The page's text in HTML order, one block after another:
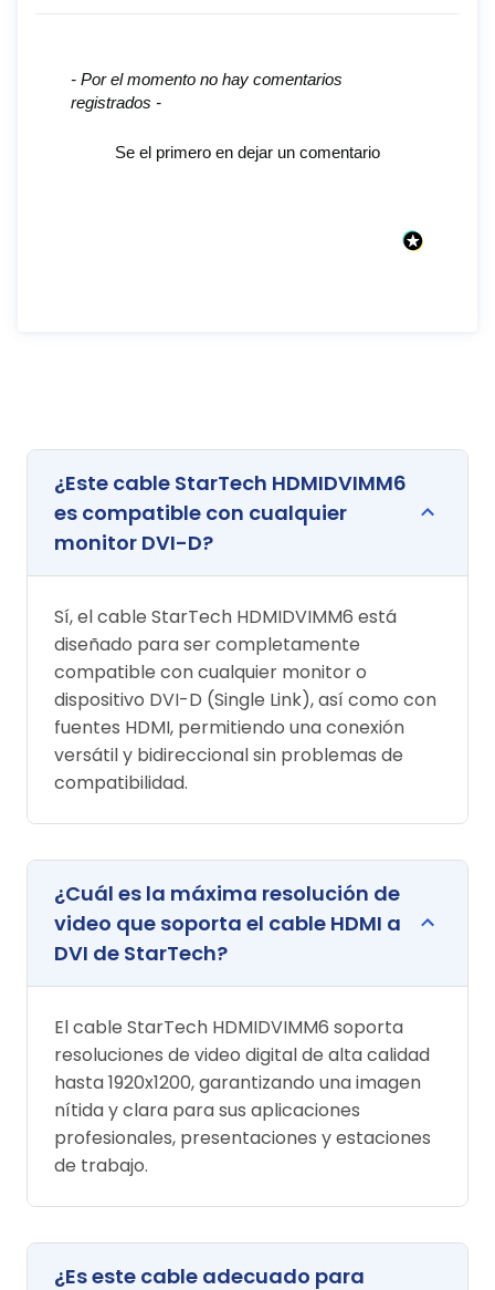
- Por el momento no hay comentarios
registrados -
Se el primero en dejar un comentario
New content loaded
¿Este cable StarTech HDMIDVIMM6
es compatible con cualquier
monitor DVI-D?
Sí, el cable StarTech HDMIDVIMM6 está
diseñado para ser completamente
compatible con cualquier monitor o
dispositivo DVI-D (Single Link), así como con
fuentes HDMI, permitiendo una conexión
versátil y bidireccional sin problemas de
compatibilidad.
¿Cuál es la máxima resolución de
video que soporta el cable HDMI a
DVI de StarTech?
El cable StarTech HDMIDVIMM6 soporta
resoluciones de video digital de alta calidad
hasta 1920x1200, garantizando una imagen
nítida y clara para sus aplicaciones
profesionales, presentaciones y estaciones
de trabajo.
¿Es este cable adecuado para